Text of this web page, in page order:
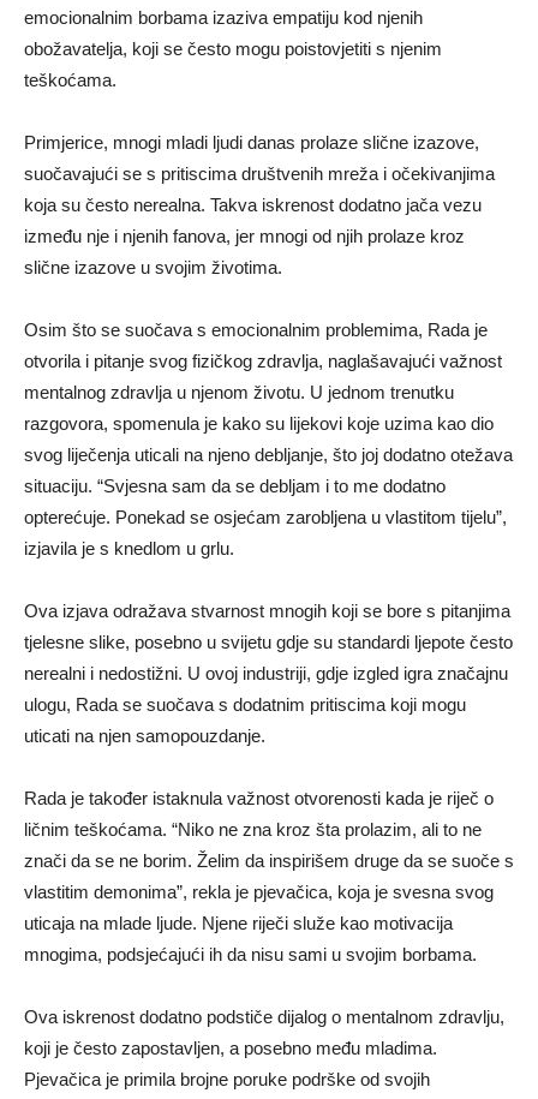
emocionalnim borbama izaziva empatiju kod njenih
obožavatelja, koji se često mogu poistovjetiti s njenim
teškoćama.
Primjerice, mnogi mladi ljudi danas prolaze slične izazove,
suočavajući se s pritiscima društvenih mreža i očekivanjima
koja su često nerealna. Takva iskrenost dodatno jača vezu
između nje i njenih fanova, jer mnogi od njih prolaze kroz
slične izazove u svojim životima.
Osim što se suočava s emocionalnim problemima, Rada je
otvorila i pitanje svog fizičkog zdravlja, naglašavajući važnost
mentalnog zdravlja u njenom životu. U jednom trenutku
razgovora, spomenula je kako su lijekovi koje uzima kao dio
svog liječenja uticali na njeno debljanje, što joj dodatno otežava
situaciju. “Svjesna sam da se debljam i to me dodatno
opterećuje. Ponekad se osjećam zarobljena u vlastitom tijelu”,
izjavila je s knedlom u grlu.
Ova izjava odražava stvarnost mnogih koji se bore s pitanjima
tjelesne slike, posebno u svijetu gdje su standardi ljepote često
nerealni i nedostižni. U ovoj industriji, gdje izgled igra značajnu
ulogu, Rada se suočava s dodatnim pritiscima koji mogu
uticati na njen samopouzdanje.
Rada je također istaknula važnost otvorenosti kada je riječ o
ličnim teškoćama. “Niko ne zna kroz šta prolazim, ali to ne
znači da se ne borim. Želim da inspirišem druge da se suoče s
vlastitim demonima”, rekla je pjevačica, koja je svesna svog
uticaja na mlade ljude. Njene riječi služe kao motivacija
mnogima, podsjećajući ih da nisu sami u svojim borbama.
Ova iskrenost dodatno podstiče dijalog o mentalnom zdravlju,
koji je često zapostavljen, a posebno među mladima.
Pjevačica je primila brojne poruke podrške od svojih